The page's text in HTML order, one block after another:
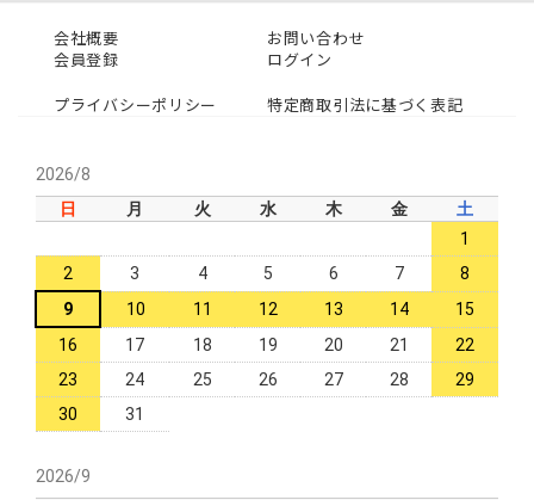
会社概要
お問い合わせ
会員登録
ログイン
プライバシーポリシー
特定商取引法に基づく表記
2026/8
日
月 火 水 木 金
土
1
2
3 4 5 6 7
8
9
10 11 12 13 14
15
16
17 18 19 20 21
22
23
24 25 26 27 28
29
30
31
2026/9